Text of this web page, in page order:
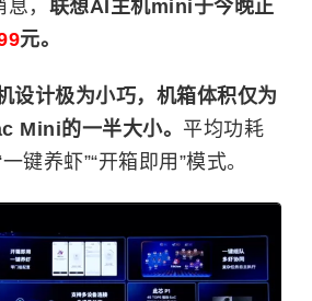
， 联想AI主机mini于今晚正
元。
设计极为小巧，机箱体积仅为
Mini的一半大小。 平均功耗
键养虾”“开箱即用”模式。